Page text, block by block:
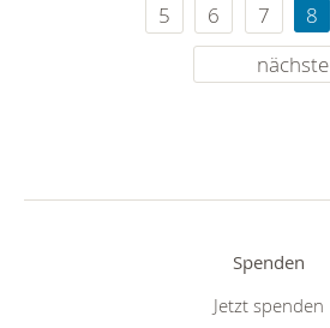
5
6 7 8
nächste
Spenden
Jetzt spenden